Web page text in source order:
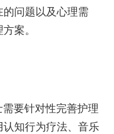
问题以及心理需
案。
要针对性完善护理
知行为疗法、音乐